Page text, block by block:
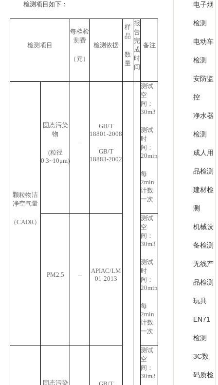
检测项目如下：
检测项目
每档检
测费
（元）
检测依据
样
品
数
量
报
告
完
成
时
间
备注
颗粒物洁
净空气量
（CADR）
固态污染
物
(粒径
0.3~10μm)
--
GB/T
18801-2008
GB/T
18883-2002
测试
空
间：
30m3
测试
时
间：
20min
每
2min
计数
一次
PM2.5 --
APIAC/LM
01-2013
测试
空
间：
30m3
测试
时
间：
20min
每
2min
计数
一次
固态污染
测试
空
间：
30m3
电子烟
检测
电动车
检测
安防监
控
净水器
检测
成人用
品检测
建材检
测
机械设
备检测
无线产
品检测
玩具
EN71
检测
3C数
码质检